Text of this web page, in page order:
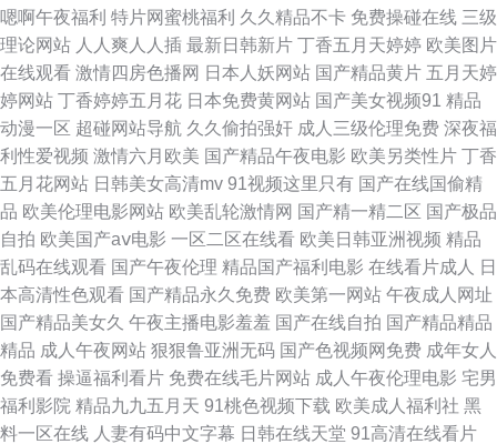
区50 福利姬白浆导航 影音先锋色精东 另类图片婷婷五月天 97老师在线 91
超碰在线导航 殴美日韩在线视频 成人A片无码免费 91黑丝欧美系列 蜜桃久
久夜夜夜夜av www免费国产精品 亚洲欧美草一区 精东久久五月 av导航在线
观看 香蕉视频黄色 极品福利导航 97无码理论 午夜色色电影 国产精品久久九
九优播 中文字幕精品社区 男女18禁网站 A片资源吧图片 亚洲精品A片免费看
久久性爱影视 av基地网最新网址 性爱五月天四房色播 狼友福利电影 97人妻
中文不卡在线 五月涩涩社区 亚洲伦理片A片 欧美a级片第一页 欧美aa盗摄
大香蕉夜夜撸 亚洲狼人社区 福利视频91 91fuliwang 香蕉亚洲色图 91社成人
嗯啊午夜福利 特片网蜜桃福利 久久精品不卡 免费操碰在线 三级
理论网站 人人爽人人插 最新日韩新片 丁香五月天婷婷 欧美图片
在线观看 激情四房色播网 日本人妖网站 国产精品黄片 五月天婷
婷网站 丁香婷婷五月花 日本免费黄网站 国产美女视频91 精品
动漫一区 超碰网站导航 久久偷拍强奸 成人三级伦理免费 深夜福
利性爱视频 激情六月欧美 国产精品午夜电影 欧美另类性片 丁香
五月花网站 日韩美女高清mv 91视频这里只有 国产在线国偷精
品 欧美伦理电影网站 欧美乱轮激情网 国产精一精二区 国产极品
自拍 欧美国产aⅴ电影 一区二区在线看 欧美日韩亚洲视频 精品
乱码在线观看 国产午夜伦理 精品国产福利电影 在线看片成人
日
本高清性色观看 国产精品永久免费 欧美第一网站 午夜成人网址
国产精品美女久 午夜主播电影羞羞 国产在线自拍 国产精品精品
精品 成人午夜网站 狠狠鲁亚洲无码 国产色视频网免费 成年女人
免费看 操逼福利看片 免费在线毛片网站 成人午夜伦理电影 宅男
福利影院 精品九九五月天 91桃色视频下载 欧美成人福利社 黑
料一区在线 人妻有码中文字幕 日韩在线天堂 91高清在线看片